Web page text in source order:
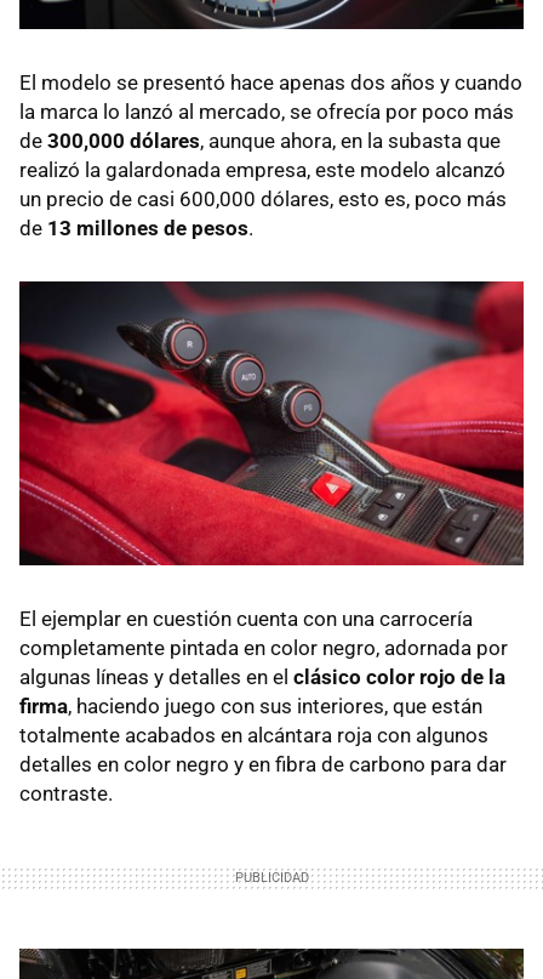
El modelo se presentó hace apenas dos años y cuando
la marca lo lanzó al mercado, se ofrecía por poco más
de 300,000 dólares, aunque ahora, en la subasta que
realizó la galardonada empresa, este modelo alcanzó
un precio de casi 600,000 dólares, esto es, poco más
de 13 millones de pesos.
El ejemplar en cuestión cuenta con una carrocería
completamente pintada en color negro, adornada por
algunas líneas y detalles en el clásico color rojo de la
firma, haciendo juego con sus interiores, que están
totalmente acabados en alcántara roja con algunos
detalles en color negro y en fibra de carbono para dar
contraste.